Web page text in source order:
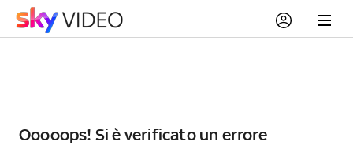
Ooooops! Si è verificato un errore